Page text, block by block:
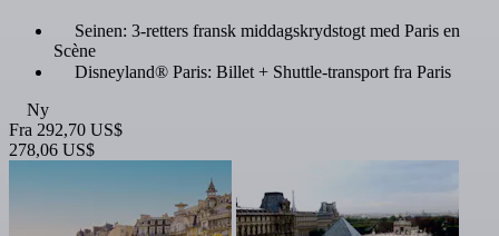
Seinen: 3-retters fransk middagskrydstogt med Paris en
Scène
Disneyland® Paris: Billet + Shuttle-transport fra Paris
Ny
Fra 292,70 US$
278,06 US$